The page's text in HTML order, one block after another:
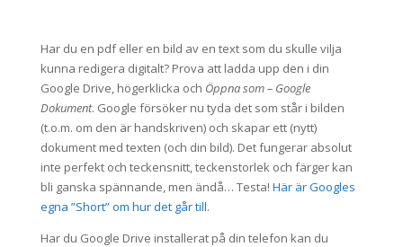
Har du en pdf eller en bild av en text som du skulle vilja
kunna redigera digitalt? Prova att ladda upp den i din
Google Drive, högerklicka och Öppna som – Google
Dokument. Google försöker nu tyda det som står i bilden
(t.o.m. om den är handskriven) och skapar ett (nytt)
dokument med texten (och din bild). Det fungerar absolut
inte perfekt och teckensnitt, teckenstorlek och färger kan
bli ganska spännande, men ändå… Testa! Här är Googles
egna ”Short” om hur det går till.
Har du Google Drive installerat på din telefon kan du